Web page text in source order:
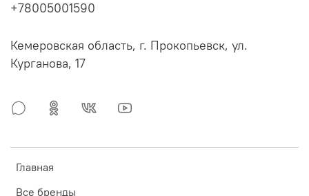
Главная
Все бренды
+78005001590
Кемеровская область, г. Прокопьевск, ул.
Курганова, 17